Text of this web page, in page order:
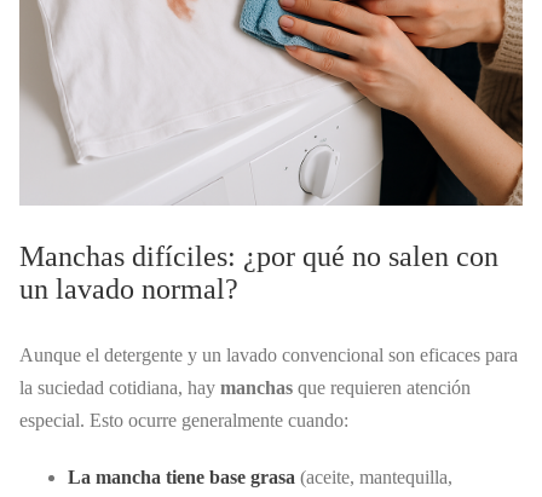
Manchas difíciles: ¿por qué no salen con
un lavado normal?
Aunque el detergente y un lavado convencional son eficaces para
la suciedad cotidiana, hay manchas que requieren atención
especial. Esto ocurre generalmente cuando:
La mancha tiene base grasa (aceite, mantequilla,